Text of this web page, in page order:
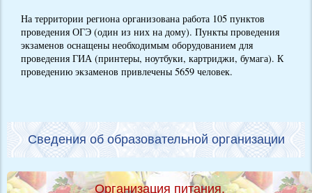
На территории региона организована работа 105 пунктов
проведения ОГЭ (один из них на дому). Пункты проведения
экзаменов оснащены необходимым оборудованием для
проведения ГИА (принтеры, ноутбуки, картриджи, бумага). К
проведению экзаменов привлечены 5659 человек.
Сведения об образовательной организации
Организация питания.